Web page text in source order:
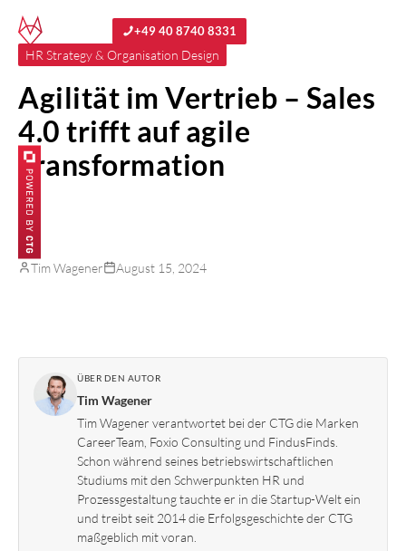
+49 40 8740 8331
HR Strategy & Organisation Design
Agilität im Vertrieb – Sales
4.0 trifft auf agile
Transformation
Tim Wagener August 15, 2024
ÜBER DEN AUTOR
Tim Wagener
Tim Wagener verantwortet bei der CTG die Marken
CareerTeam, Foxio Consulting und FindusFinds.
Schon während seines betriebswirtschaftlichen
Studiums mit den Schwerpunkten HR und
Prozessgestaltung tauchte er in die Startup-Welt ein
und treibt seit 2014 die Erfolgsgeschichte der CTG
maßgeblich mit voran.